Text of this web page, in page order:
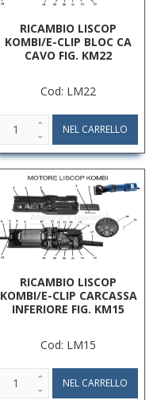
RICAMBIO LISCOP
KOMBI/E-CLIP BLOC CA
CAVO FIG. KM22
Cod: LM22
RICAMBIO LISCOP
KOMBI/E-CLIP CARCASSA
INFERIORE FIG. KM15
Cod: LM15